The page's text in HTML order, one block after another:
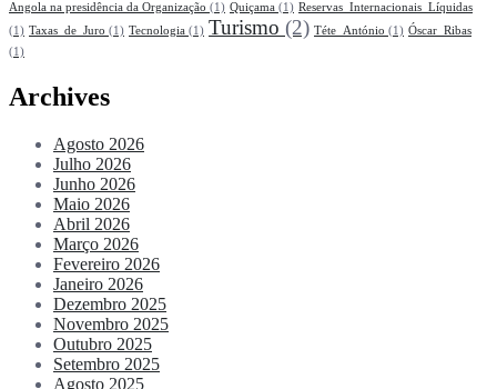
Angola na presidência da Organização (1) Quiçama (1) Reservas_Internacionais_Líquidas
(1) Taxas_de_Juro (1) Tecnologia (1) Turismo (2) Téte_António (1) Óscar_Ribas
(1)
Archives
Agosto 2026
Julho 2026
Junho 2026
Maio 2026
Abril 2026
Março 2026
Fevereiro 2026
Janeiro 2026
Dezembro 2025
Novembro 2025
Outubro 2025
Setembro 2025
Agosto 2025